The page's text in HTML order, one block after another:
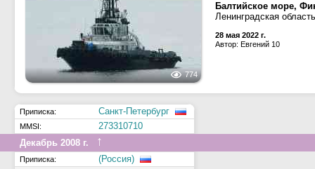
774
Балтийское море,
Ленинградская
28 мая 2022 г.
Автор: Евгений 10
Приписка: Санкт-Петербург
MMSI:
273310710
Декабрь 2008 г.
↑
Приписка: (Россия)